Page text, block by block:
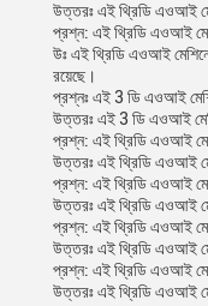
উত্তরঃ এই থ্রিডি এওআই
প্রশ্ন: এই থ্রিডি এওআই
উঃ এই থ্রিডি এওআই
রয়েছে।
প্রশ্নঃ এই 3 ডি এওআই
উত্তরঃ এই 3 ডি এওআই
প্রশ্ন: এই থ্রিডি এওআই
উত্তরঃ এই থ্রিডি এওআই
প্রশ্ন: এই থ্রিডি এওআই
উত্তরঃ এই থ্রিডি এওআই
প্রশ্ন: এই থ্রিডি এওআই
উত্তরঃ এই থ্রিডি এওআই
প্রশ্ন: এই থ্রিডি এওআই
উত্তরঃ এই থ্রিডি এওআই